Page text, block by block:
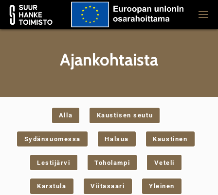
Ajankohtaista
Alla Kaustisen seutu
Sydänsuomessa Halsua Kaustinen
Lestijärvi Toholampi Veteli
Karstula Viitasaari Yleinen